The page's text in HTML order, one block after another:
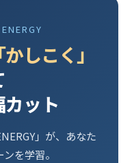
かしこく」
ット
」が、あなた
を学習。